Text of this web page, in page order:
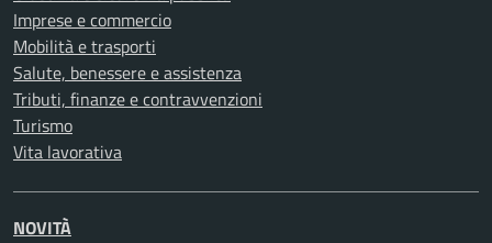
Imprese e commercio
Mobilità e trasporti
Salute, benessere e assistenza
Tributi, finanze e contravvenzioni
Turismo
Vita lavorativa
NOVITÀ